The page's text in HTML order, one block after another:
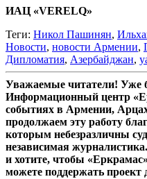
ИАЦ «VERELQ»
Теги: Никол Пашинян,
Новости, новости Армении,
Дипломатия, Азербайджан,
Уважаемые читатели! Уже
Информационный центр
событиях в Армении,
продолжаем эту работу
которым небезразличны
независимая
и хотите, чтобы
можете поддержать